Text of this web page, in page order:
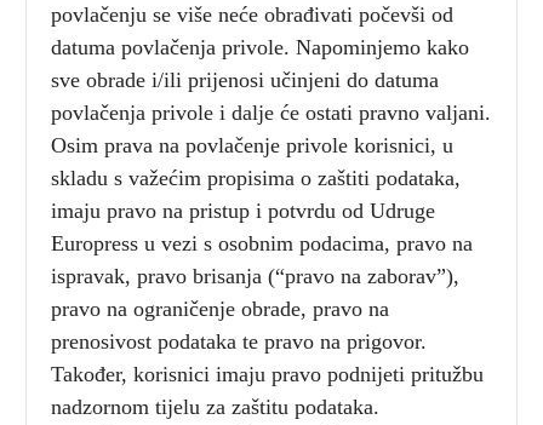
povlačenju se više neće obrađivati počevši od
datuma povlačenja privole. Napominjemo kako
sve obrade i/ili prijenosi učinjeni do datuma
povlačenja privole i dalje će ostati pravno valjani.
Osim prava na povlačenje privole korisnici, u
skladu s važećim propisima o zaštiti podataka,
imaju pravo na pristup i potvrdu od Udruge
Europress u vezi s osobnim podacima, pravo na
ispravak, pravo brisanja (“pravo na zaborav”),
pravo na ograničenje obrade, pravo na
prenosivost podataka te pravo na prigovor.
Također, korisnici imaju pravo podnijeti pritužbu
nadzornom tijelu za zaštitu podataka.